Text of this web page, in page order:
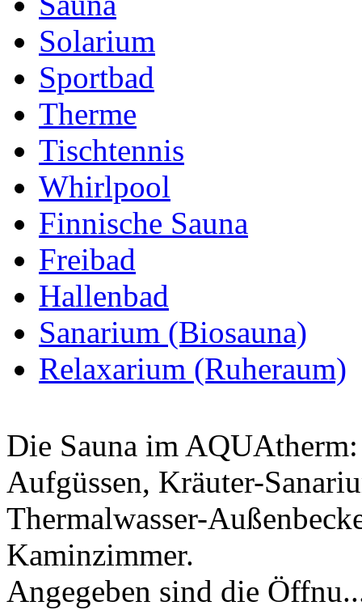
Solarium
Sportbad
Therme
Tischtennis
Whirlpool
Finnische Sauna
Freibad
Hallenbad
Sanarium (Biosauna)
Relaxarium (Ruheraum)
Die Sauna im
Aufgüssen, Kräuter-
Thermalwasser-
Kaminzimmer.
Angegeben sind die